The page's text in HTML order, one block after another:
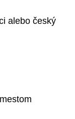
alebo český